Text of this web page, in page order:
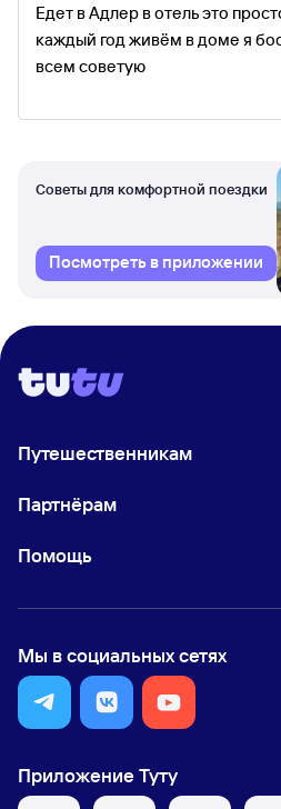
Едет в Адлер в отель это
каждый год живём в доме я
всем советую
Советы для комфортной поездки
Посмотреть в приложении
Путешественникам
Партнёрам
Помощь
Мы в социальных сетях
Приложение Туту